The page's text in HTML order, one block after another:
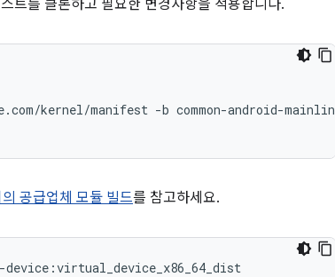
트를 클론하고 필요한 변경사항을 적용합니다.
kernel/manifest -b common-android-mainline
공급업체 모듈 빌드를 참고하세요.
device:virtual_device_x86_64_dist